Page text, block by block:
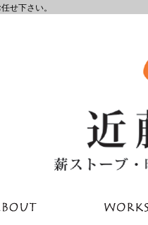
せ下さい。